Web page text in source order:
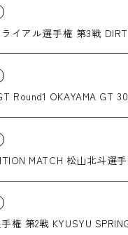
イアル選手権 第3戦
Round1 OKAYAMA GT
MATCH 松山北斗選
権 第2戦 KYUSYU